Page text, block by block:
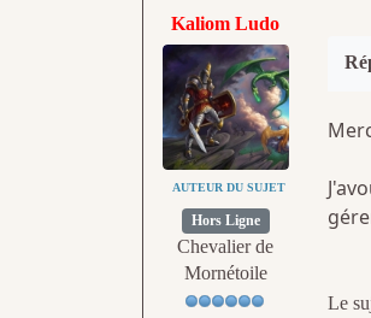
Kaliom Ludo
AUTEUR DU SUJET
Hors Ligne
Chevalier de
Mornétoile
Le